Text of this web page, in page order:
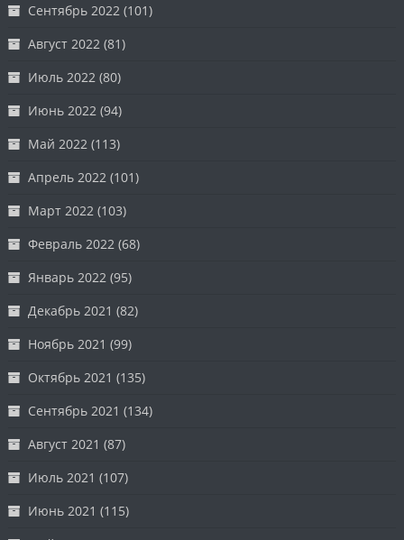
Сентябрь 2022 (101)
Август 2022 (81)
Июль 2022 (80)
Июнь 2022 (94)
Май 2022 (113)
Апрель 2022 (101)
Март 2022 (103)
Февраль 2022 (68)
Январь 2022 (95)
Декабрь 2021 (82)
Ноябрь 2021 (99)
Октябрь 2021 (135)
Сентябрь 2021 (134)
Август 2021 (87)
Июль 2021 (107)
Июнь 2021 (115)